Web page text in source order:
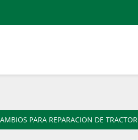
PARA REPARACION DE TRACTOR